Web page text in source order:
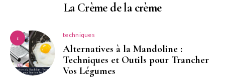
La Crème de la crème
1 techniques
Alternatives à la Mandoline :
Techniques et Outils pour Trancher
Vos Légumes